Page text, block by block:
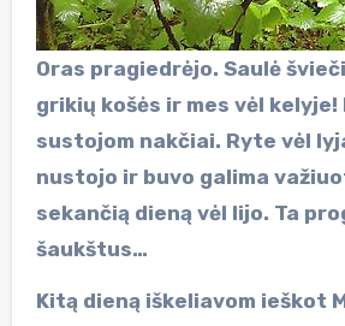
Oras pragiedrėjo. Saulė
grikių košės ir mes vėl kelyje!
sustojom nakčiai. Ryte vėl
nustojo ir buvo galima
sekančią dieną vėl lijo. Ta
šaukštus…
Kitą dieną iškeliavom ieškot